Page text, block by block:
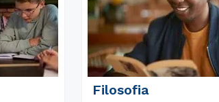
Filosofia
acordo com a Política de Privacidade.
meus dados sejam utilizados para o
conteúdos do Módulo.